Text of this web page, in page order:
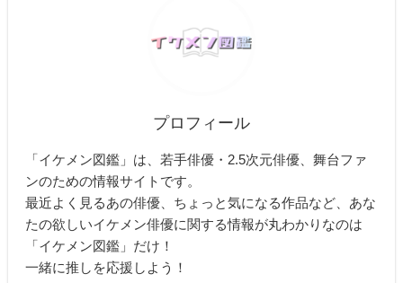
プロフィール
「イケメン図鑑」は、若手俳優・2.5次元俳優、舞台ファ
ンのための情報サイトです。
最近よく見るあの俳優、ちょっと気になる作品など、あな
たの欲しいイケメン俳優に関する情報が丸わかりなのは
「イケメン図鑑」だけ！
一緒に推しを応援しよう！